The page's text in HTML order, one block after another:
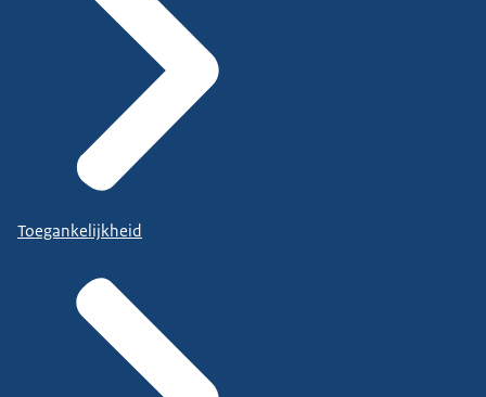
Toegankelijkheid